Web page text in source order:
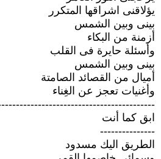
يؤلاقنى اشراقها المتكرر
بينى وبين الشمس
أزمنة من البكاء
وأسئلة حايرة فى القلب
بينى وبين الشمس
أميال من القصائد الصامتة
وأغنيات تعجز عن الغِناء
ابق كما أنت
---------------
الطريق اليك مسدود